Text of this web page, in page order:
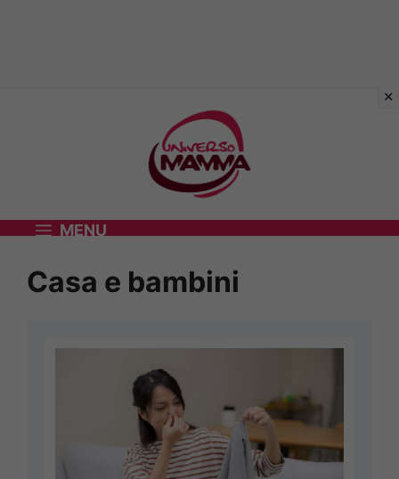
MENU
Casa e bambini